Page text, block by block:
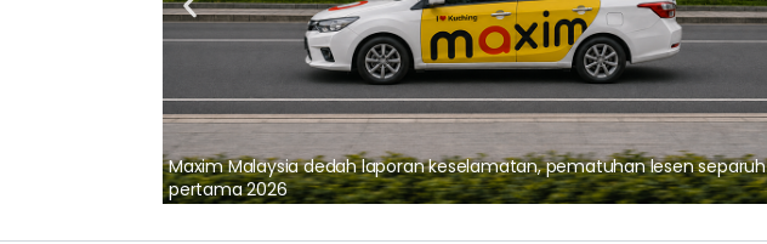
Maxim Malaysia dedah laporan keselamatan, pematuhan lesen separuh
pertama 2026